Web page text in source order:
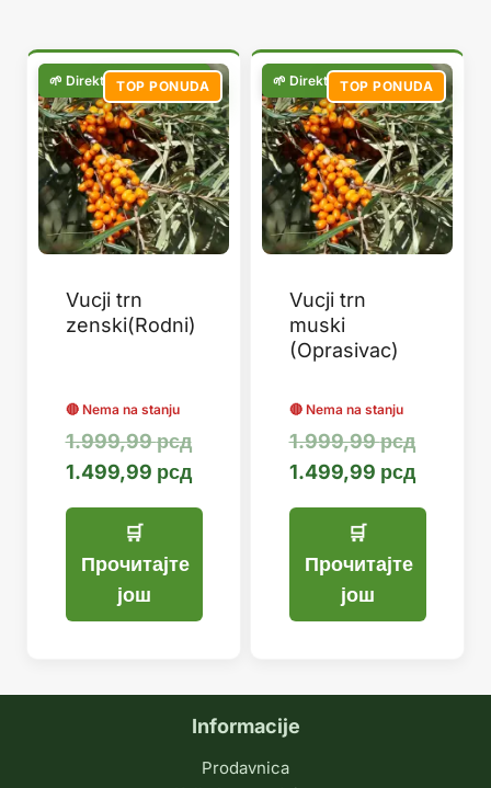
популарности
TOP PONUDA
Vucji trn
zenski(Rodni)
1.999,99рсдОригинална
цена
1.999,99 рсд.
1.499,99 рсдТренутна
1.499,99 рсд.
Прочитајте
још
TOP PONUDA
Vucji trn
muski
(Oprasivac)
1.999,99рсд
цена
1.499,99 рсд
Прочитајте
још
Informacije
Prodavnica